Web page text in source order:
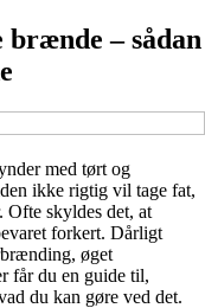
– sådan
med tørt og
ikke rigtig vil tage fat,
Ofte skyldes det, at
forkert. Dårligt
øget
får du en guide til,
du kan gøre ved det.